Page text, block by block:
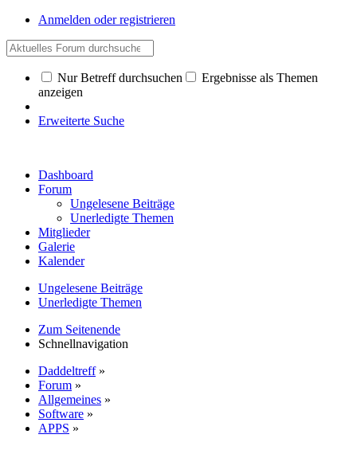
Anmelden oder registrieren
Nur Betreff durchsuchen
Ergebnisse als Themen
anzeigen
Erweiterte Suche
Dashboard
Forum
Ungelesene Beiträge
Unerledigte Themen
Mitglieder
Galerie
Kalender
Ungelesene Beiträge
Unerledigte Themen
Zum Seitenende
Schnellnavigation
Daddeltreff »
Forum »
Allgemeines »
Software »
APPS »